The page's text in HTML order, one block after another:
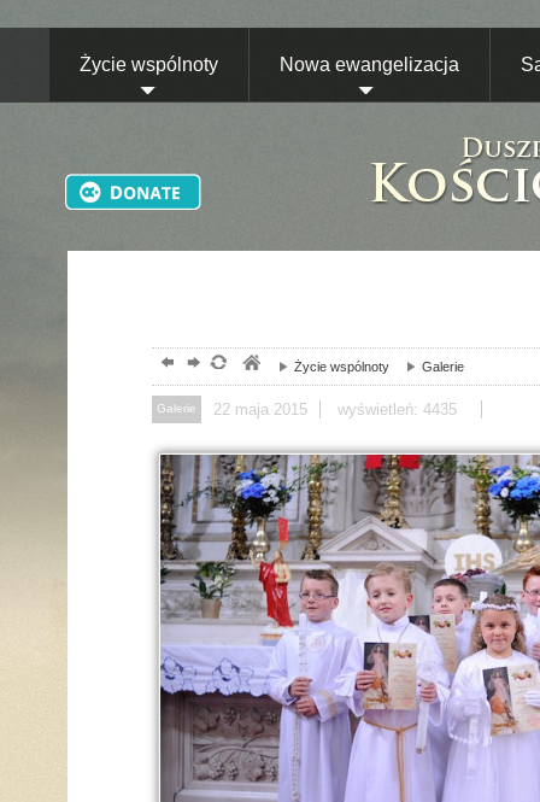
Życie wspólnoty Nowa ewangelizacja
Życie wspólnoty Galerie
Galerie 22 maja 2015 wyświetleń: 4435